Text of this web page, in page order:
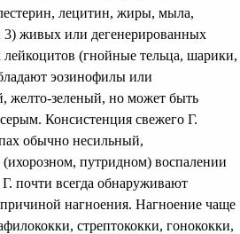
лецитин, жиры, мыла,
3) живых или дегенерированных
(гнойные тельца, шарики,
эозинофилы или
желто-зеленый, но может быть
Консистенция свежего Г.
обычно несильный,
путридном) воспалении
почти всегда обнаруживают
нагноения. Нагноение чаще
стрептококки, гонококки,